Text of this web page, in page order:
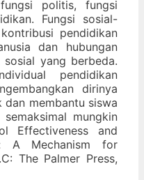
politis, fungsi
Fungsi sosial-
pendidikan
dan hubungan
yang berbeda.
pendidikan
dirinya
membantu siswa
mungkin
Effectiveness and
A Mechanism for
The Palmer Press,